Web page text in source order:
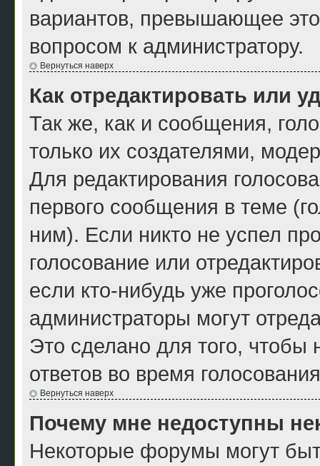
вариантов, превышающее это
вопросом к администратору.
Вернуться наверх
Как отредактировать или
Так же, как и сообщения,
только их создателями,
Для редактирования
первого сообщения в теме
ним). Если никто не успел
голосование или
если кто-нибудь уже
администраторы могут
Это сделано для того,
ответов во время
Вернуться наверх
Почему мне недоступны
Некоторые форумы могут